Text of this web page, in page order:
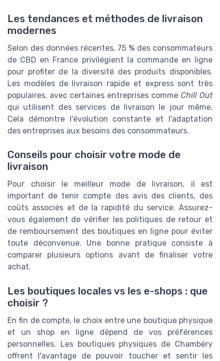
Les tendances et méthodes de livraison
modernes
Selon des données récentes, 75 % des consommateurs
de CBD en France privilégient la commande en ligne
pour profiter de la diversité des produits disponibles.
Les modèles de livraison rapide et express sont très
populaires, avec certaines entreprises comme Chill Out
qui utilisent des services de livraison le jour même.
Cela démontre l'évolution constante et l'adaptation
des entreprises aux besoins des consommateurs.
Conseils pour choisir votre mode de
livraison
Pour choisir le meilleur mode de livraison, il est
important de tenir compte des avis des clients, des
coûts associés et de la rapidité du service. Assurez-
vous également de vérifier les politiques de retour et
de remboursement des boutiques en ligne pour éviter
toute déconvenue. Une bonne pratique consiste à
comparer plusieurs options avant de finaliser votre
achat.
Les boutiques locales vs les e-shops : que
choisir ?
En fin de compte, le choix entre une boutique physique
et un shop en ligne dépend de vos préférences
personnelles. Les boutiques physiques de Chambéry
offrent l'avantage de pouvoir toucher et sentir les